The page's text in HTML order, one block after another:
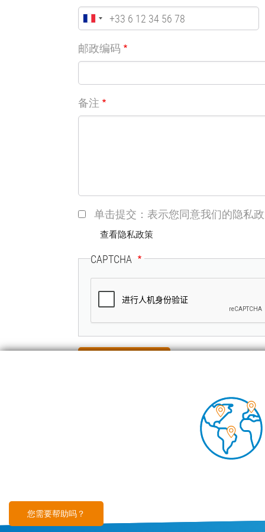
邮政编码
备注
单击提交：表示您同意我们的隐私
查看隐私政策
CAPTCHA
您需要帮助吗？
空调
技
见解
Footer
免责声明 Cookies 文件 沪ICP备2023025212号 隐